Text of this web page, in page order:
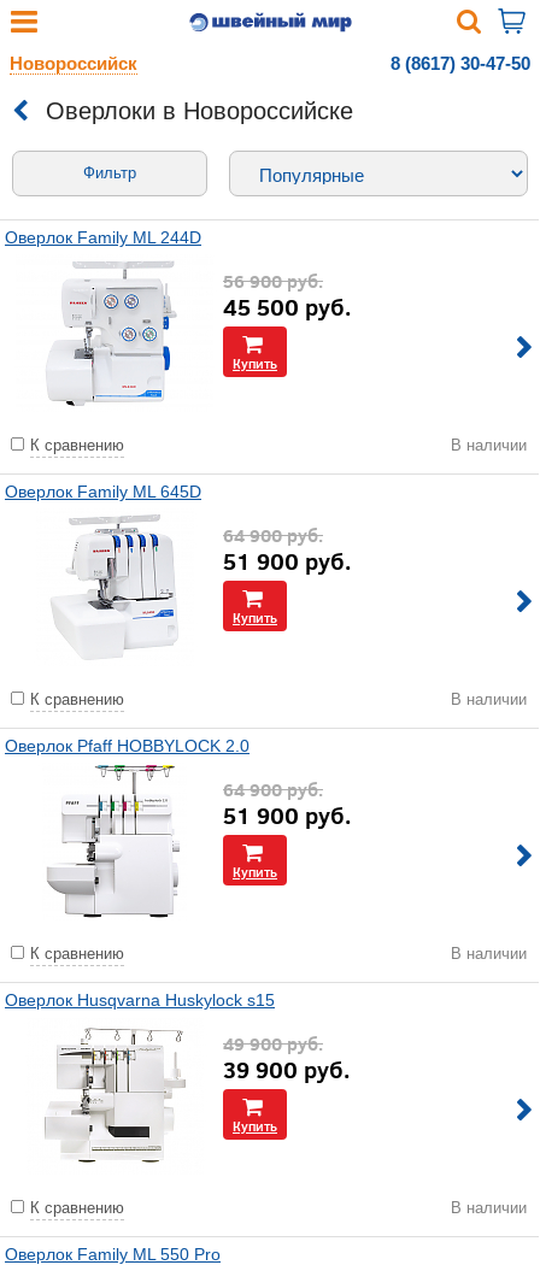
Новороссийск 8 (8617) 30-47-50
Оверлоки в Новороссийске
Фильтр
Оверлок Family МL 244D
56 900руб.
45 500 руб.
Купить
К сравнению В наличии
Оверлок Family ML 645D
64 900руб.
51 900 руб.
Купить
К сравнению В наличии
Оверлок Pfaff HOBBYLOCK 2.0
64 900руб.
51 900 руб.
Купить
К сравнению В наличии
Оверлок Husqvarna Huskylock s15
49 900руб.
39 900 руб.
Купить
К сравнению В наличии
Оверлок Family ML 550 Pro